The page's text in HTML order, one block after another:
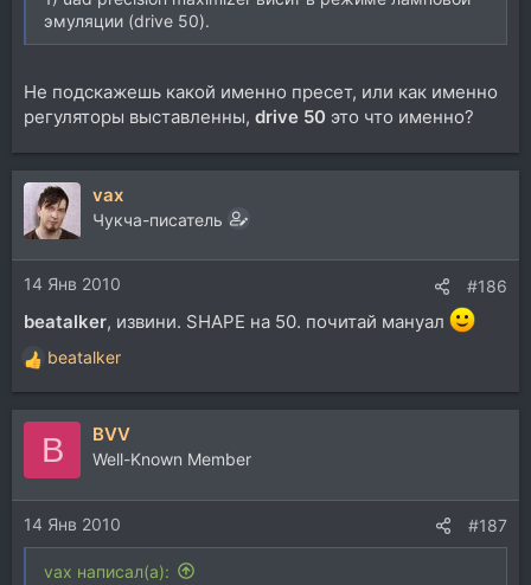
эмуляции (drive 50).
Не подскажешь какой именно пресет, или как именно
регуляторы выставленны, drive 50 это что именно?
vax
Чукча-писатель
14 Янв 2010 #186
beatalker, извини. SHAPE на 50. почитай мануал
Р
е
а
и
и
:
beatalker
B BVV
Well-Known Member
14 Янв 2010 #187
vax написал(а):